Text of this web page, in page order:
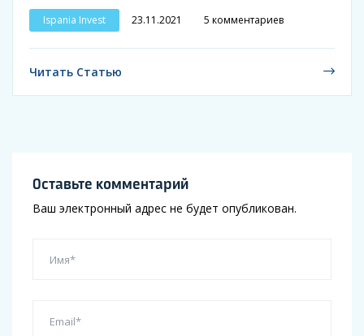
Ispania Invest 23.11.2021 5 комментариев
Читать Статью
Оставьте комментарий
Ваш электронный адрес не будет опубликован.